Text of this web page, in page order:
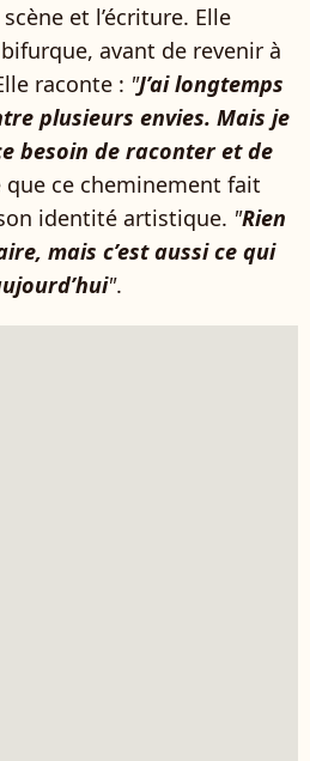
et l’écriture. Elle
avant de revenir à
raconte : "J’ai longtemps
plusieurs envies. Mais je
besoin de raconter et de
que ce cheminement fait
identité artistique. "Rien
mais c’est aussi ce qui
".